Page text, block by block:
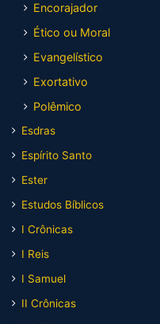
Encorajador
Ético ou Moral
Evangelístico
Exortativo
Polêmico
Esdras
Espírito Santo
Ester
Estudos Bíblicos
I Crônicas
I Reis
I Samuel
II Crônicas